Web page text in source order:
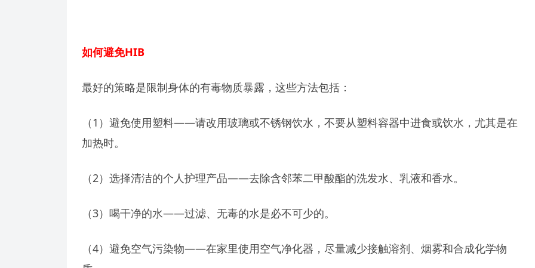
如何避免HIB
最好的策略是限制身体的有毒物质暴露，这些方法包括：
（1）避免使用塑料——请改用玻璃或不锈钢饮水，不要从塑料容器中进食或饮水，尤其是在
加热时。
（2）选择清洁的个人护理产品——去除含邻苯二甲酸酯的洗发水、乳液和香水。
（3）喝干净的水——过滤、无毒的水是必不可少的。
（4）避免空气污染物——在家里使用空气净化器，尽量减少接触溶剂、烟雾和合成化学物